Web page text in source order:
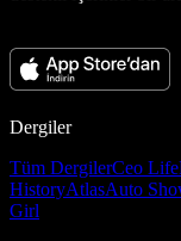
Dergiler
Tüm DergilerCeo Life
HistoryAtlasAuto
Girl